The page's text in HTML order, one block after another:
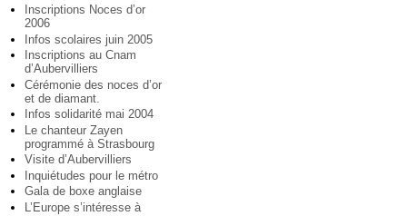
Inscriptions Noces d’or
2006
Infos scolaires juin 2005
Inscriptions au Cnam
d’Aubervilliers
Cérémonie des noces d’or
et de diamant.
Infos solidarité mai 2004
Le chanteur Zayen
programmé à Strasbourg
Visite d’Aubervilliers
Inquiétudes pour le métro
Gala de boxe anglaise
L’Europe s’intéresse à